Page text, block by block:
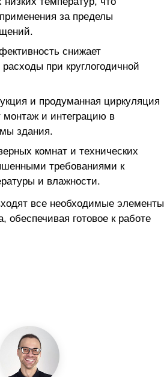
за пределы
снижает
при круглогодичной
и продуманная циркуляция
и интеграцию в
здания.
комнат и технических
требованиями к
и влажности.
все необходимые элементы
обеспечивая готовое к работе